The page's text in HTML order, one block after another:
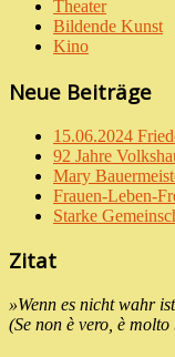
Theater
Bildende Kunst
Kino
Neue Beiträge
15.06.2024
92 Jahre
Mary
Frauen-Leben-
Starke
Zitat
»Wenn es nicht wahr
(Se non è vero, è